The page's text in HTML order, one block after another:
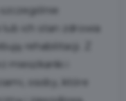
lub ich stan zdrowia
rehabilitacji. Z
mieszkanki i
osoby, które